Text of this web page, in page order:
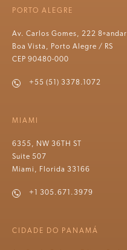
PORTO ALEGRE
Av. Carlos Gomes, 222 8ºandar
Boa Vista, Porto Alegre / RS
CEP 90480-000
+55 (51) 3378.1072
MIAMI
6355, NW 36TH ST
Suite 507
Miami, Florida 33166
+1 305.671.3979
CIDADE DO PANAMÁ